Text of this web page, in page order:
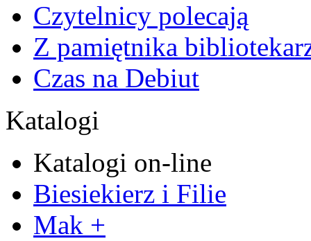
Czytelnicy polecają
Z pamiętnika
Czas na Debiut
Katalogi
Katalogi on-line
Biesiekierz i Filie
Mak +